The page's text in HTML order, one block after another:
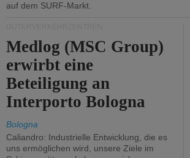
auf dem SURF-Markt.
Medlog (MSC Group)
erwirbt eine
Beteiligung an
Interporto Bologna
Bologna
Caliandro: Industrielle Entwicklung, die es
uns ermöglichen wird, unsere Ziele im